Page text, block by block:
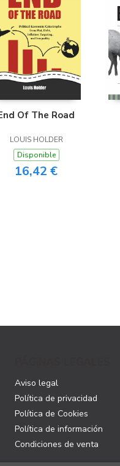
Of The Road
LOUIS HOLDER
Disponible
16,42 €
Aviso legal
Política de privacidad
Política de Cookies
Política de información
Condiciones de venta